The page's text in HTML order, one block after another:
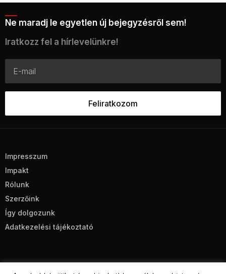
Ne maradj le egyetlen új bejegyzésről sem!
Iratkozz fel a hírlevelünkre!
Impresszum
Impakt
Rólunk
Szerzőink
Így dolgozunk
Adatkezelési tájékoztató